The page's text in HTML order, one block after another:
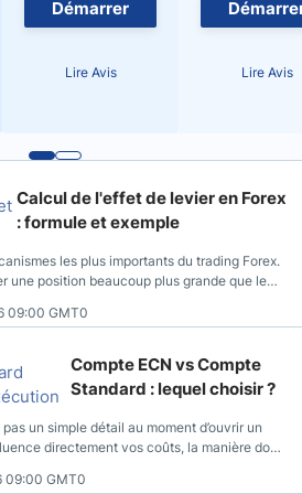
vous allez découvrir comment lire un
il est utile et comment l'intégrer
Démarrer
Lire Avis Lire Avis
Calcul de l'effet de levier en Forex
: formule et exemple
les plus importants du trading Forex.
une position beaucoup plus grande que le
son compte. Grâce au trading sur marge, un
pour ouvrir des positions importantes
qui semble faible peut avoir un impact
ratio de levier est élevé. C'est pourquoi
forex est essentiel pour évaluer son
ce guide pratique de trading, vous allez
apprendre à calculer la marge forex et voir
comment fonctionne ce
09:00 GMT0
Compte ECN vs Compte
Standard : lequel choisir ?
un simple détail au moment d’ouvrir un
directement vos coûts, la manière dont
la performance de votre stratégie. Entre
Standard, les différences ne se
09:00 GMT0